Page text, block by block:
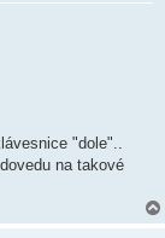
"dole"..
na takové